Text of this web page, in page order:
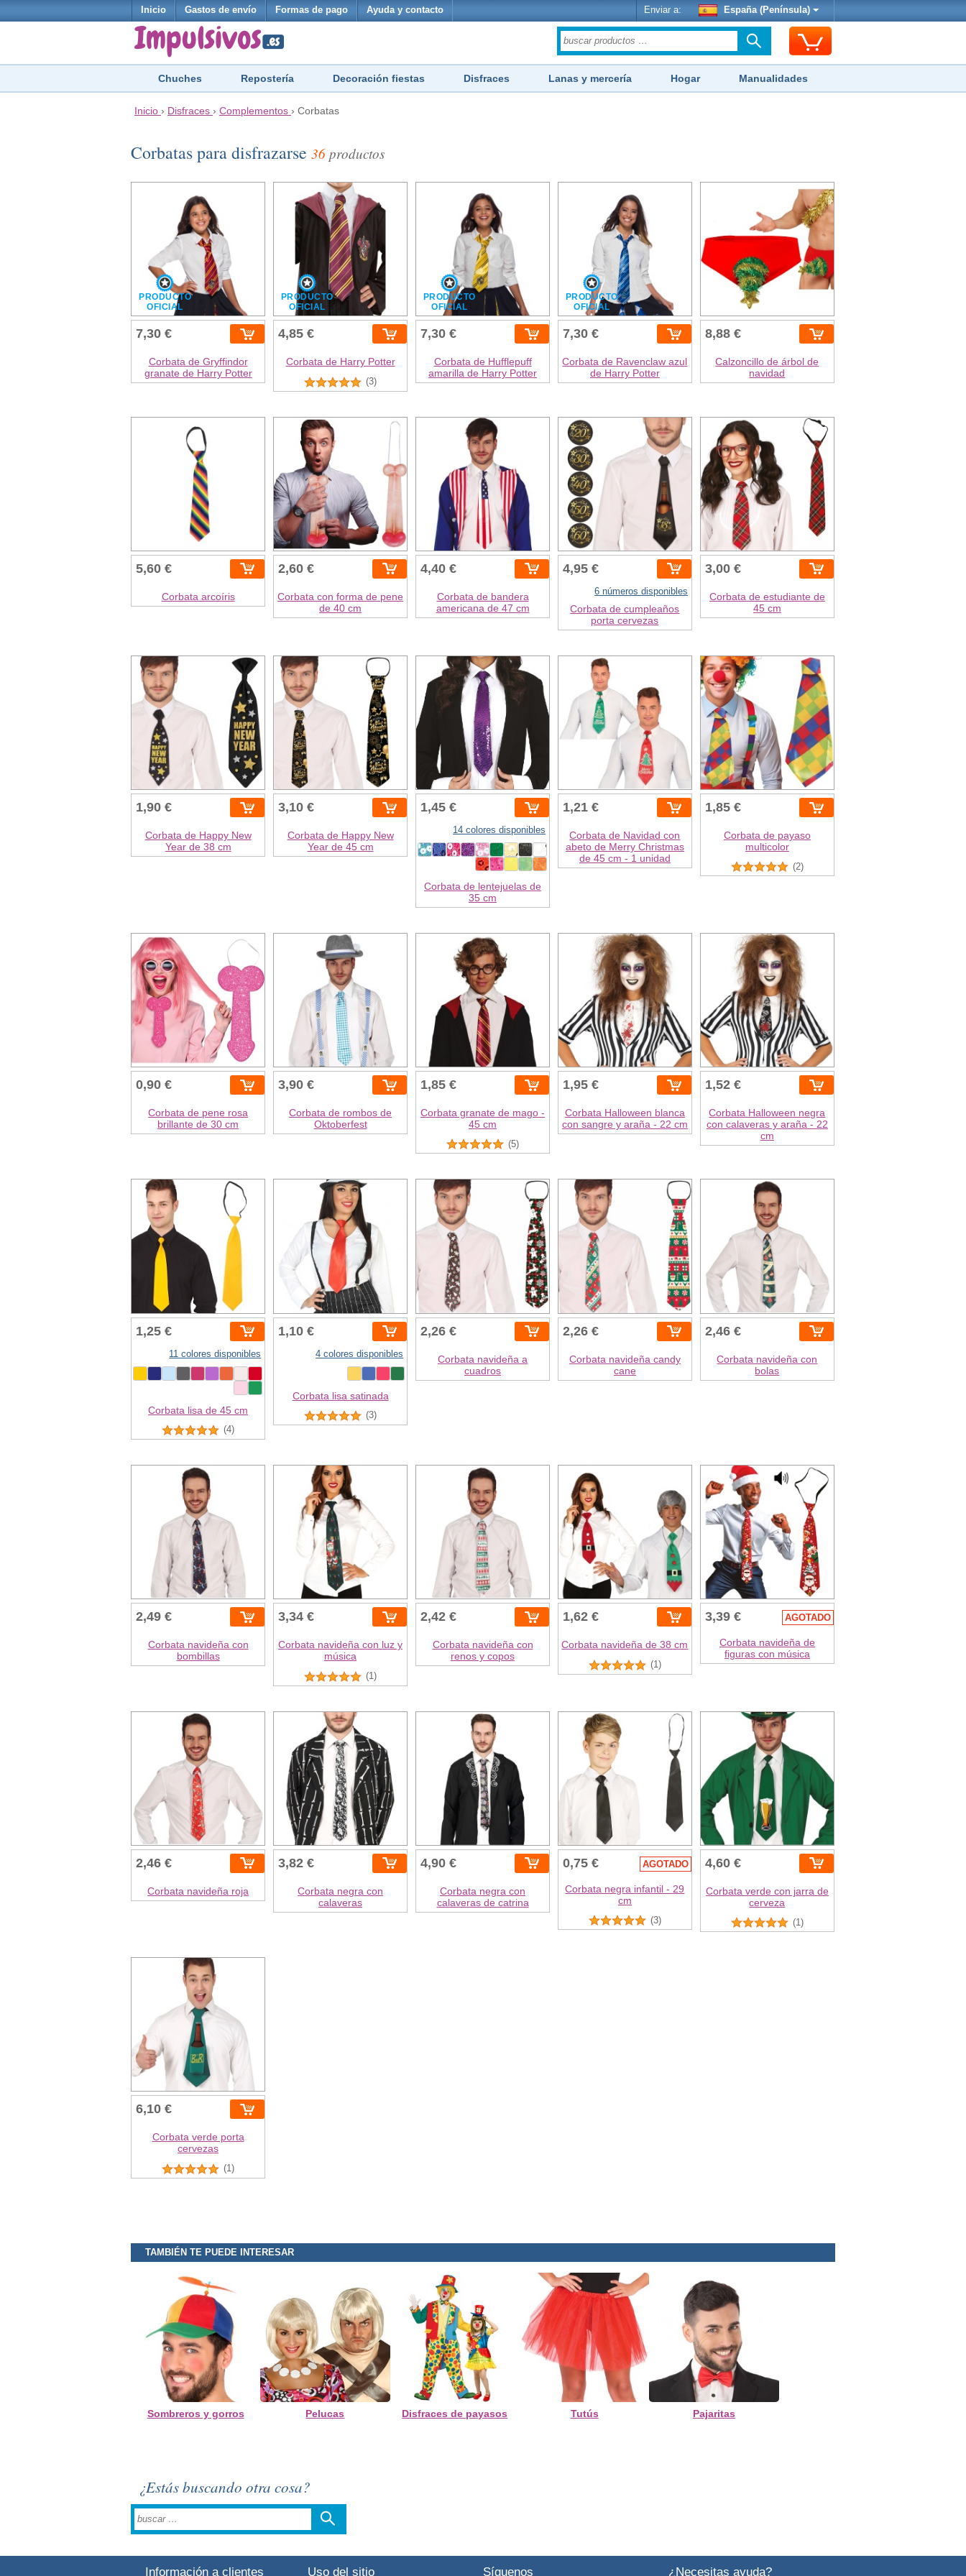
Inicio Gastos de envío Formas de pago Ayuda y contacto Enviar a: España (Península)
Chuches Repostería Decoración fiestas Disfraces Lanas y mercería Hogar Manualidades
Inicio › Disfraces › Complementos › Corbatas
Corbatas para disfrazarse 36 productos
PRODUCTO
OFICIAL
7,30 €
Corbata de Gryffindor
granate de Harry Potter
PRODUCTO
OFICIAL
4,85 €
Corbata de Harry Potter
(3)
PRODUCTO
OFICIAL
7,30 €
Corbata de Hufflepuff
amarilla de Harry Potter
PRODUCTO
OFICIAL
7,30 €
Corbata de Ravenclaw azul
de Harry Potter
8,88 €
Calzoncillo de árbol de
navidad
5,60 €
Corbata arcoíris
2,60 €
Corbata con forma de pene
de 40 cm
4,40 €
Corbata de bandera
americana de 47 cm
4,95 €
6 números disponibles
Corbata de cumpleaños
porta cervezas
3,00 €
Corbata de estudiante de
45 cm
1,90 €
Corbata de Happy New
Year de 38 cm
3,10 €
Corbata de Happy New
Year de 45 cm
1,45 €
14 colores disponibles
Corbata de lentejuelas de
35 cm
1,21 €
Corbata de Navidad con
abeto de Merry Christmas
de 45 cm - 1 unidad
1,85 €
Corbata de payaso
multicolor
(2)
0,90 €
Corbata de pene rosa
brillante de 30 cm
3,90 €
Corbata de rombos de
Oktoberfest
1,85 €
Corbata granate de mago -
45 cm
(5)
1,95 €
Corbata Halloween blanca
con sangre y araña - 22 cm
1,52 €
Corbata Halloween negra
con calaveras y araña - 22
cm
1,25 €
11 colores disponibles
Corbata lisa de 45 cm
(4)
1,10 €
4 colores disponibles
Corbata lisa satinada
(3)
2,26 €
Corbata navideña a
cuadros
2,26 €
Corbata navideña candy
cane
2,46 €
Corbata navideña con
bolas
2,49 €
Corbata navideña con
bombillas
3,34 €
Corbata navideña con luz y
música
(1)
2,42 €
Corbata navideña con
renos y copos
1,62 €
Corbata navideña de 38 cm
(1)
3,39 € AGOTADO
Corbata navideña de
figuras con música
2,46 €
Corbata navideña roja
3,82 €
Corbata negra con
calaveras
4,90 €
Corbata negra con
calaveras de catrina
0,75 € AGOTADO
Corbata negra infantil - 29
cm
(3)
4,60 €
Corbata verde con jarra de
cerveza
(1)
6,10 €
Corbata verde porta
cervezas
(1)
TAMBIÉN TE PUEDE INTERESAR
Sombreros y gorros Pelucas Disfraces de payasos Tutús Pajaritas
¿Estás buscando otra cosa?
Información a clientes Uso del sitio Síguenos ¿Necesitas ayuda?